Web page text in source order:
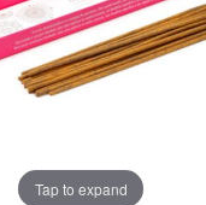
Tap to expand